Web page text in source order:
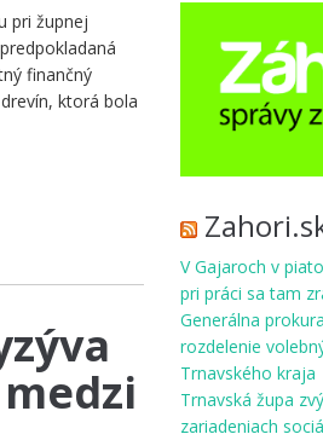
pri župnej
finančný
ktorá bola
V Gajaroch v
pri práci sa tam
Generálna
rozdelenie
Trnavského kraja
Trnavská župa
zariadeniach